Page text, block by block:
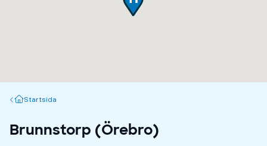
Startsida
Startsida
Brunnstorp (Örebro)